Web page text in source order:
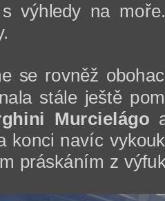
výhledy na
se rovněž
stále ještě
Murcielágo
konci navíc
práskáním z